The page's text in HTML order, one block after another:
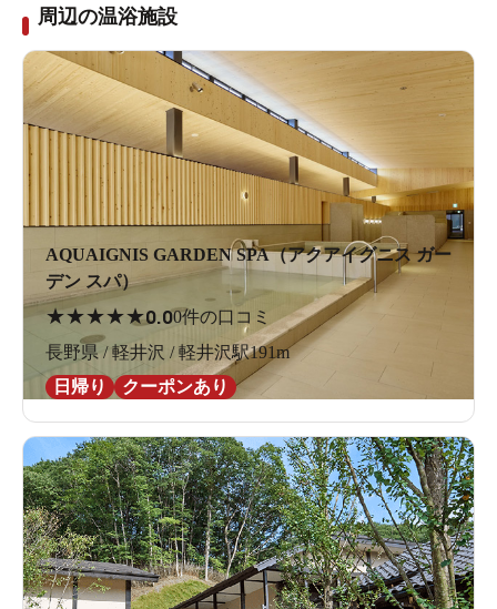
周辺の温浴施設
AQUAIGNIS GARDEN SPA（アクアイグニス ガー
デン スパ）
★★★★★0.00件の口コミ
長野県 / 軽井沢 / 軽井沢駅191m
日帰り
クーポンあり